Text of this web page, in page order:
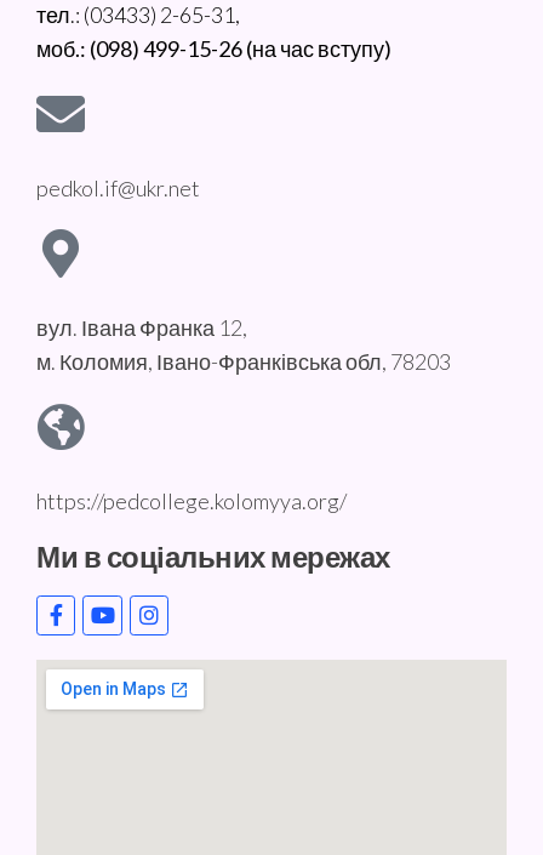
тел.: (03433) 2-65-31,
моб.: (098) 499-15-26 (на час вступу)
pedkol.if@ukr.net
вул. Івана Франка 12,
м. Коломия, Івано-Франківська обл, 78203
https://pedcollege.kolomyya.org/
Ми в соціальних мережах